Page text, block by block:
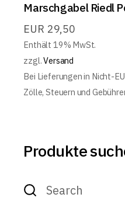
Marschgabel Riedl
EUR 29,50
Enthält 19% MwSt.
zzgl.Versand
Bei Lieferungen in Nicht-
Zölle, Steuern und
Produkte
Search
for: